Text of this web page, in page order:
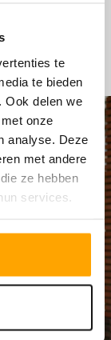
te
te bieden
Ook delen we
onze
analyse. Deze
met andere
ze hebben
services.